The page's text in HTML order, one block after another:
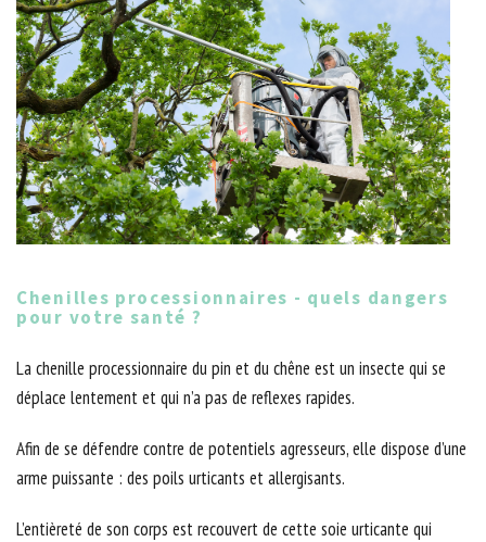
Chenilles processionnaires - quels dangers
pour votre santé ?
La chenille processionnaire du pin et du chêne est un insecte qui se
déplace lentement et qui n’a pas de reflexes rapides.
Afin de se défendre contre de potentiels agresseurs, elle dispose d’une
arme puissante : des poils urticants et allergisants.
L’entièreté de son corps est recouvert de cette soie urticante qui